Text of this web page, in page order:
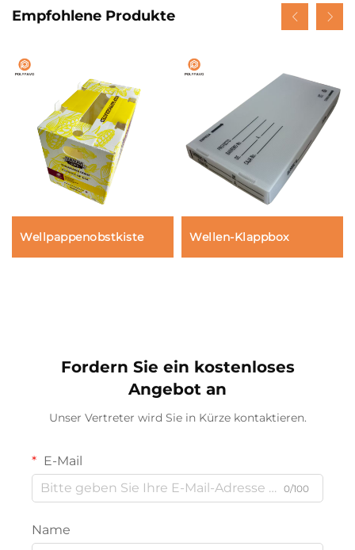
Empfohlene Produkte
Wellpappenobstkiste Wellen-Klappbox
Fordern Sie ein kostenloses
Angebot an
Unser Vertreter wird Sie in Kürze kontaktieren.
E-Mail
0/100
Name